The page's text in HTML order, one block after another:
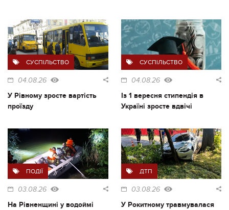
СУСПІЛЬСТВО
04.08.26
У Рівному зросте вартість
проїзду
СУСПІЛЬСТВО
04.08.26
Із 1 вересня стипендія в
Україні зросте вдвічі
ПОДІЇ
03.08.26
На Рівненщині у водоймі
ДТП
03.08.26
У Рокитному травмувалася